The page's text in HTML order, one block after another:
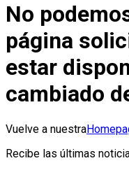
No
página
estar
cambiado
Vuelve a nuestra
Recibe las últimas